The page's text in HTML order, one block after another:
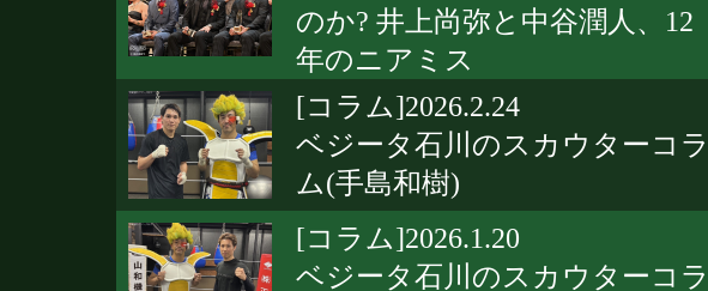
のか? 井上尚弥と中谷潤人、12
年のニアミス
[コラム]2026.2.24
ベジータ石川のスカウターコ
ム(手島和樹)
[コラム]2026.1.20
ベジータ石川のスカウターコ